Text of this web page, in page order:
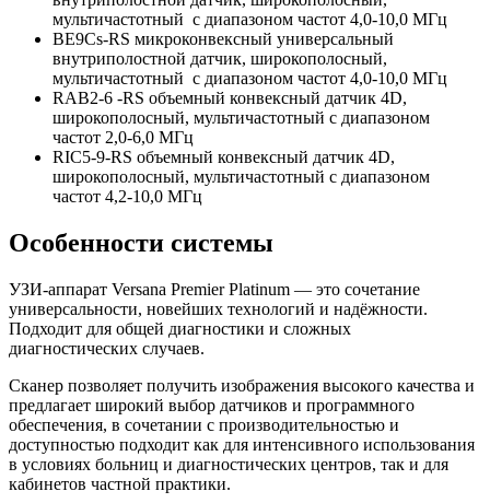
мультичастотный с диапазоном частот 4,0-10,0 МГц
BE9Cs-RS микроконвексный универсальный
внутриполостной датчик, широкополосный,
мультичастотный с диапазоном частот 4,0-10,0 МГц
RAB2-6 -RS объемный конвексный датчик 4D,
широкополосный, мультичастотный с диапазоном
частот 2,0-6,0 МГц
RIC5-9-RS объемный конвексный датчик 4D,
широкополосный, мультичастотный с диапазоном
частот 4,2-10,0 МГц
Особенности системы
УЗИ-аппарат Versana Premier Platinum — это сочетание
универсальности, новейших технологий и надёжности.
Подходит для общей диагностики и сложных
диагностических случаев.
Сканер позволяет получить изображения высокого качества и
предлагает широкий выбор датчиков и программного
обеспечения, в сочетании с производительностью и
доступностью подходит как для интенсивного использования
в условиях больниц и диагностических центров, так и для
кабинетов частной практики.